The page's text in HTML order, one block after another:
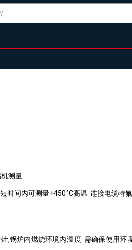
测量.
短时间内可测量+450°C高温 连接电缆特
,锅炉内燃烧环境内温度. 需确保使用环